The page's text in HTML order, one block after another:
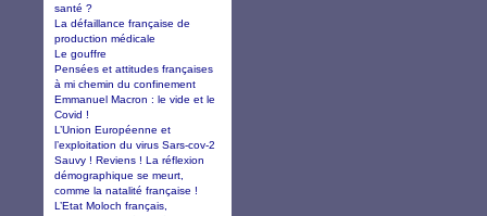
santé ?
La défaillance française de
production médicale
Le gouffre
Pensées et attitudes françaises
à mi chemin du confinement
Emmanuel Macron : le vide et le
Covid !
L’Union Européenne et
l’exploitation du virus Sars-cov-2
Sauvy ! Reviens ! La réflexion
démographique se meurt,
comme la natalité française !
L’Etat Moloch français,